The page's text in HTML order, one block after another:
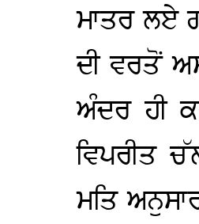
ਮਾਤਰ ਲਏ
ਦੀ ਵਰਤੋਂ
ਅੰਦਰ ਹੀ
ਵਿਪਰੀਤ
ਮਤਿ